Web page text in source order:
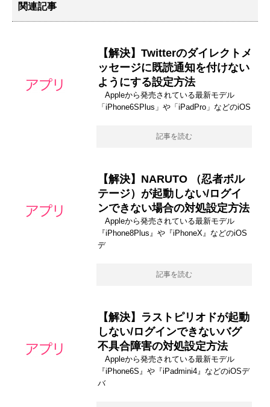
関連記事
【解決】Twitterのダイレクトメ
ッセージに既読通知を付けない
ようにする設定方法
Appleから発売されている最新モデル
「iPhone6SPlus」や「iPadPro」などのiOS
記事を読む
【解決】NARUTO （忍者ボル
テージ）が起動しない/ログイ
ンできない場合の対処設定方法
Appleから発売されている最新モデル
『iPhone8Plus』や『iPhoneX』などのiOS
デ
記事を読む
【解決】ラストピリオドが起動
しない/ログインできないバグ
不具合障害の対処設定方法
Appleから発売されている最新モデル
『iPhone6S』や『iPadmini4』などのiOSデ
バ